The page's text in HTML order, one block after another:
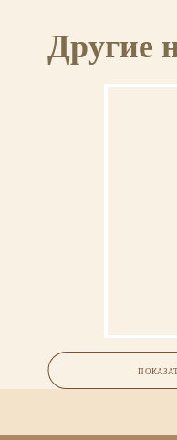
Другие
Икона
липовая доска,